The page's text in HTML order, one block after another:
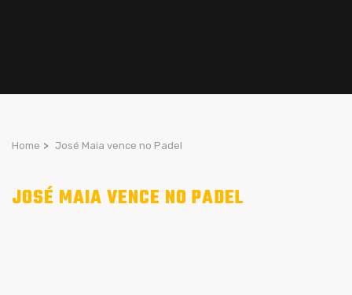
Home > José Maia vence no Padel
JOSÉ MAIA VENCE NO PADEL